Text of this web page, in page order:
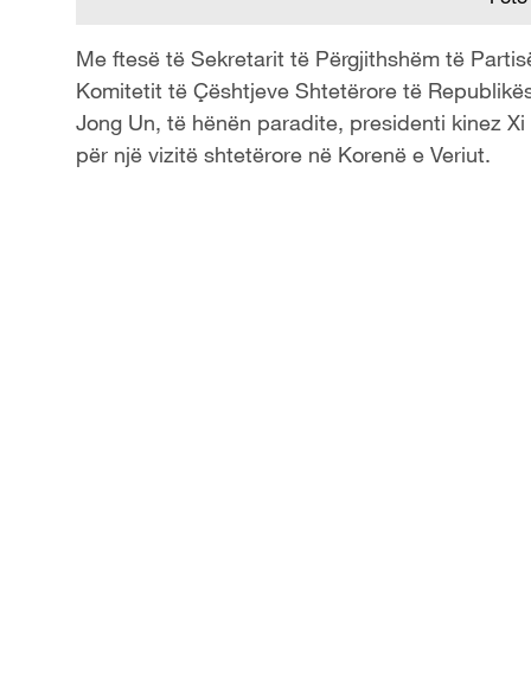
Me ftesë të Sekretarit të Përgjithshëm të
Komitetit të Çështjeve Shtetërore të
Jong Un, të hënën paradite, presidenti kinez
për një vizitë shtetërore në Korenë e Veriut.